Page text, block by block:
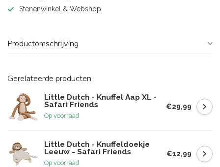
Stenenwinkel & Webshop
Productomschrijving
Gerelateerde producten
Little Dutch - Knuffel Aap XL -
Safari Friends
Op voorraad
€29,99
Little Dutch - Knuffeldoekje
Leeuw - Safari Friends
Op voorraad
€12,99